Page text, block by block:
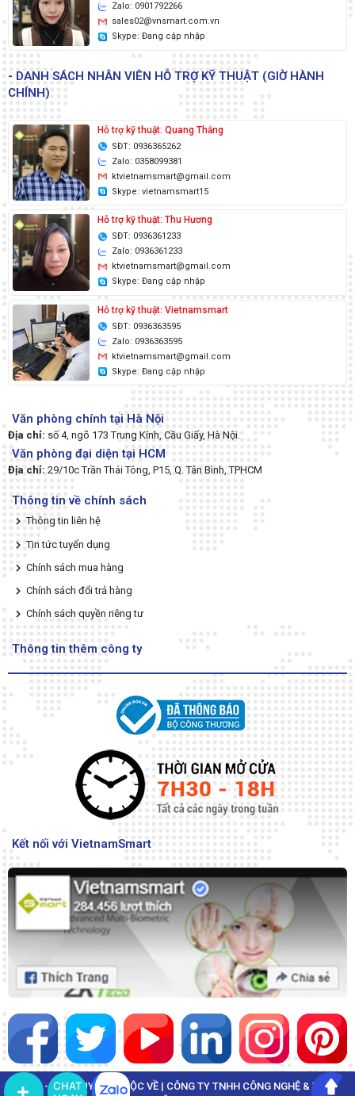
Zalo: 0901792266
sales02@vnsmart.com.vn
Skype: Đang cập nhập
- DANH SÁCH NHÂN VIÊN HỖ TRỢ KỸ THUẬT (GIỜ HÀNH
CHÍNH)
Hỗ trợ kỹ thuật: Quang Thắng
SĐT: 0936365262
Zalo: 0358099381
ktvietnamsmart@gmail.com
Skype: vietnamsmart15
Hỗ trợ kỹ thuật: Thu Hương
SĐT: 0936361233
Zalo: 0936361233
ktvietnamsmart@gmail.com
Skype: Đang cập nhập
Hỗ trợ kỹ thuật: Vietnamsmart
SĐT: 0936363595
Zalo: 0936363595
ktvietnamsmart@gmail.com
Skype: Đang cập nhập
Văn phòng chính tại Hà Nội
Địa chỉ: số 4, ngõ 173 Trung Kính, Cầu Giấy, Hà Nội.
Văn phòng đại diện tại HCM
Địa chỉ: 29/10c Trần Thái Tông, P15, Q. Tân Bình, TPHCM
Thông tin về chính sách
Thông tin liên hệ
Tin tức tuyển dụng
Chính sách mua hàng
Chính sách đổi trả hàng
Chính sách quyền riêng tư
Thông tin thêm công ty
CHAT
Kết nối với VietnamSmart
© 2022 - BẢN QUYỀN THUỘC VỀ | CÔNG TY TNHH CÔNG NGHỆ & THÔNG